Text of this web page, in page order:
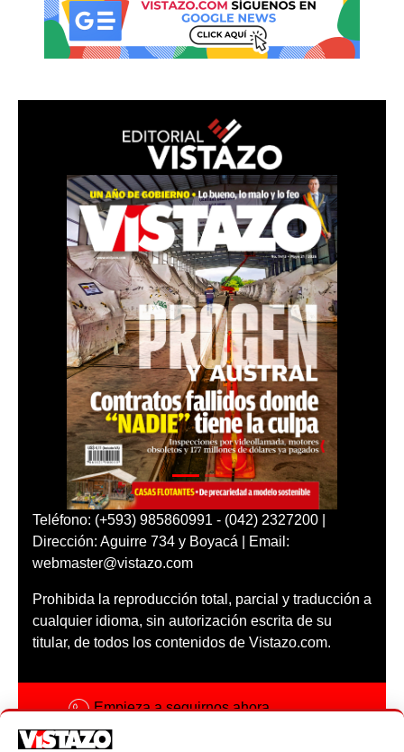
Teléfono: (+593) 985860991 - (042) 2327200 |
Dirección: Aguirre 734 y Boyacá | Email:
webmaster@vistazo.com
Prohibida la reproducción total, parcial y traducción a
cualquier idioma, sin autorización escrita de su
titular, de todos los contenidos de Vistazo.com.
Empieza a seguirnos ahora